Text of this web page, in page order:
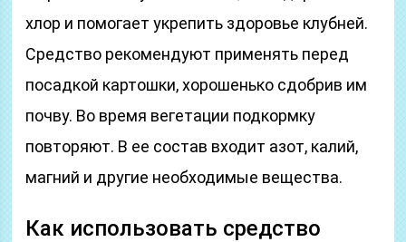
хлор и помогает укрепить здоровье клубней.
Средство рекомендуют применять перед
посадкой картошки, хорошенько сдобрив им
почву. Во время вегетации подкормку
повторяют. В ее состав входит азот, калий,
магний и другие необходимые вещества.
Как использовать средство